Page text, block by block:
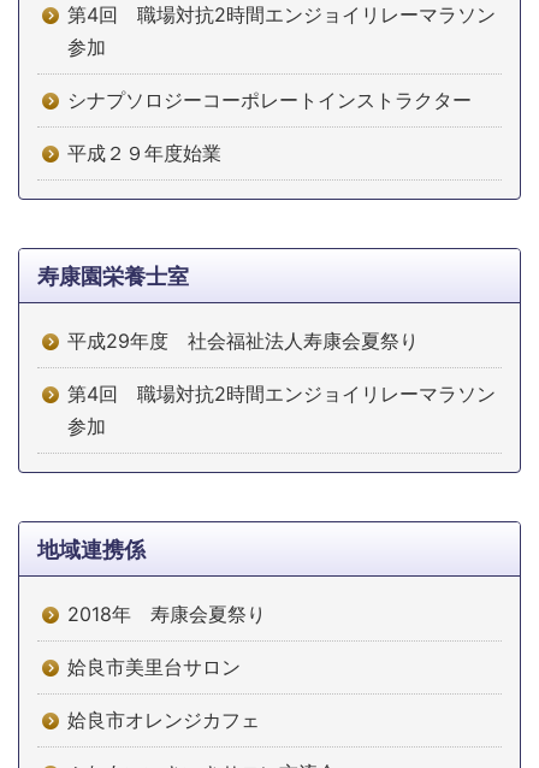
第4回 職場対抗2時間エンジョイリレーマラソン
参加
シナプソロジーコーポレートインストラクター
平成２９年度始業
寿康園栄養士室
平成29年度 社会福祉法人寿康会夏祭り
第4回 職場対抗2時間エンジョイリレーマラソン
参加
地域連携係
2018年 寿康会夏祭り
姶良市美里台サロン
姶良市オレンジカフェ